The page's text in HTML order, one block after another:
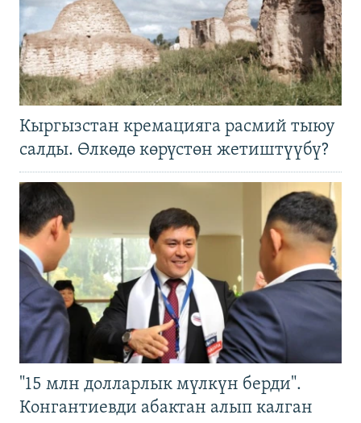
Кыргызстан кремацияга расмий тыюу
салды. Өлкөдө көрүстөн жетиштүүбү?
"15 млн долларлык мүлкүн берди".
Конгантиевди абактан алып калган